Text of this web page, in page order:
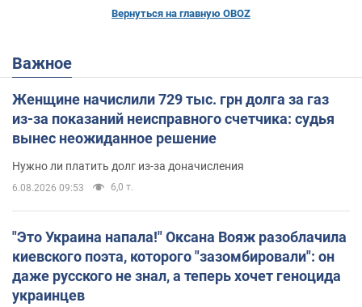
Вернуться на главную OBOZ
Важное
Женщине начислили 729 тыс. грн долга за газ
из-за показаний неисправного счетчика: судья
вынес неожиданное решение
Нужно ли платить долг из-за доначисления
6.08.2026 09:53 6,0 т.
"Это Украина напала!" Оксана Вояж разоблачила
киевского поэта, которого "зазомбировали": он
даже русского не знал, а теперь хочет геноцида
украинцев